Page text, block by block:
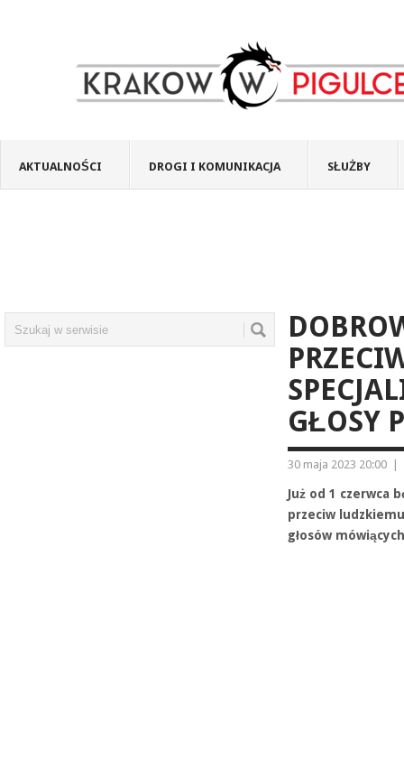
AKTUALNOŚCI DROGI I KOMUNIKACJA SŁUŻBY
GŁOSY
30 maja 2023 20:00
Już od 1 czerwca
przeciw
głosów